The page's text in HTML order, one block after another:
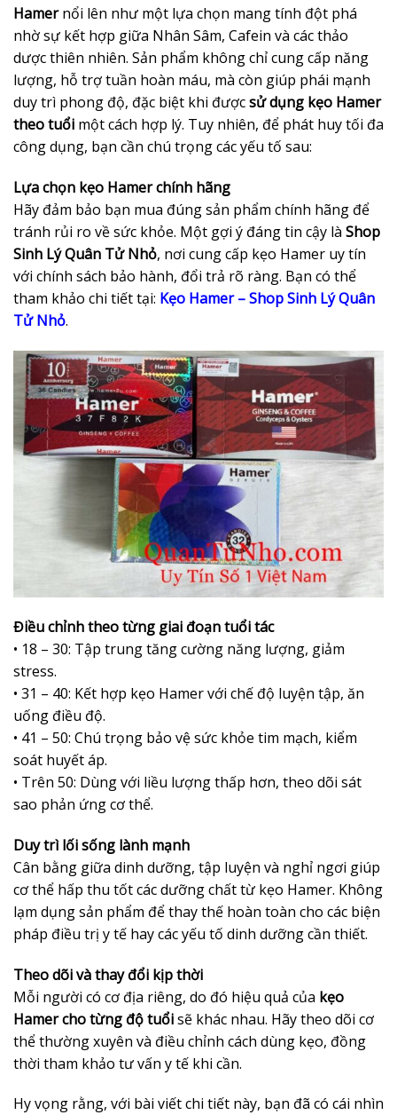
Hamernổi lên như một lựa chọn mang tính đột phá
nhờ sự kết hợp giữa Nhân Sâm, Cafein và các thảo
dược thiên nhiên. Sản phẩm không chỉ cung cấp năng
lượng, hỗ trợ tuần hoàn máu, mà còn giúp phái mạnh
duy trì phong độ, đặc biệt khi đượcsử dụng kẹo Hamer
theo tuổi một cách hợp lý. Tuy nhiên, để phát huy tối đa
công dụng, bạn cần chú trọng các yếu tố sau:
Lựa chọn kẹo Hamer chính hãng
Hãy đảm bảo bạn mua đúng sản phẩm chính hãng để
tránh rủi ro về sức khỏe. Một gợi ý đáng tin cậy là Shop
Sinh Lý Quân Tử Nhỏ, nơi cung cấp kẹo Hamer uy tín
với chính sách bảo hành, đổi trả rõ ràng. Bạn có thể
tham khảo chi tiết tại: Kẹo Hamer – Shop Sinh Lý Quân
Tử Nhỏ.
Điều chỉnh theo từng giai đoạn tuổi tác
• 18 – 30: Tập trung tăng cường năng lượng, giảm
stress.
• 31 – 40: Kết hợp kẹo Hamer với chế độ luyện tập, ăn
uống điều độ.
• 41 – 50: Chú trọng bảo vệ sức khỏe tim mạch, kiểm
soát huyết áp.
• Trên 50: Dùng với liều lượng thấp hơn, theo dõi sát
sao phản ứng cơ thể.
Duy trì lối sống lành mạnh
Cân bằng giữa dinh dưỡng, tập luyện và nghỉ ngơi giúp
cơ thể hấp thu tốt các dưỡng chất từ kẹo Hamer. Không
lạm dụng sản phẩm để thay thế hoàn toàn cho các biện
pháp điều trị y tế hay các yếu tố dinh dưỡng cần thiết.
Theo dõi và thay đổi kịp thời
Mỗi người có cơ địa riêng, do đó hiệu quả của kẹo
Hamer cho từng độ tuổisẽ khác nhau. Hãy theo dõi cơ
thể thường xuyên và điều chỉnh cách dùng kẹo, đồng
thời tham khảo tư vấn y tế khi cần.
Hy vọng rằng, với bài viết chi tiết này, bạn đã có cái nhìn